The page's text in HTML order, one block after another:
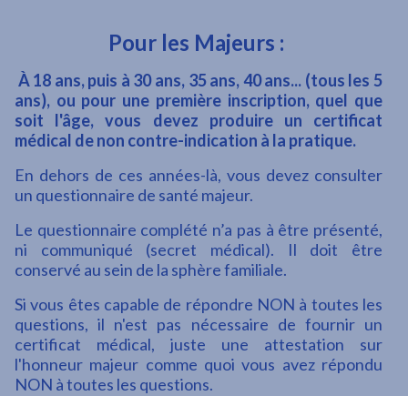
Pour les Majeurs :
À 18 ans, puis à 30 ans, 35 ans, 40 ans... (tous les 5
ans), ou pour une première inscription, quel que
soit l'âge, vous devez produire un certificat
médical de non contre-indication à la pratique.
En dehors de ces années-là, vous devez consulter
un questionnaire de santé majeur.
Le questionnaire complété n’a pas à être présenté,
ni communiqué (secret médical). Il doit être
conservé au sein de la sphère familiale.
Si vous êtes capable de répondre NON à toutes les
questions, il n'est pas nécessaire de fournir un
certificat médical, juste une attestation sur
l'honneur majeur comme quoi vous avez répondu
NON à toutes les questions.